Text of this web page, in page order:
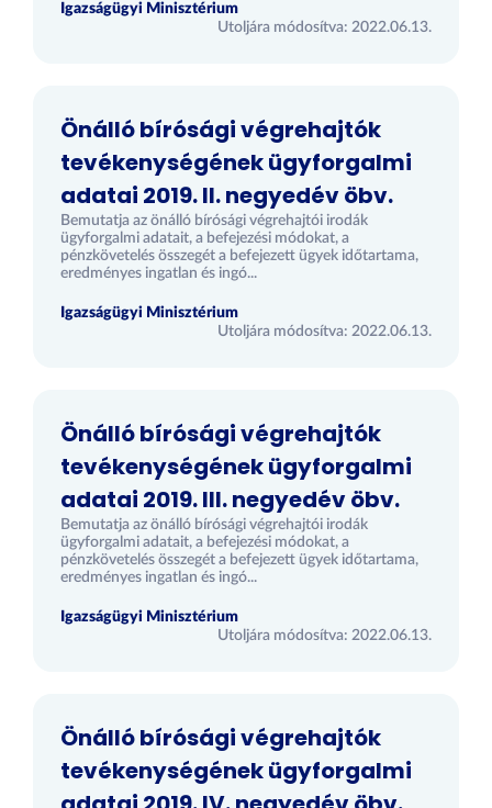
Igazságügyi Minisztérium
Utoljára módosítva: 2022.06.13.
Önálló bírósági végrehajtók
tevékenységének ügyforgalmi
adatai 2019. II. negyedév öbv.
Bemutatja az önálló bírósági végrehajtói irodák
ügyforgalmi adatait, a befejezési módokat, a
pénzkövetelés összegét a befejezett ügyek időtartama,
eredményes ingatlan és ingó...
Igazságügyi Minisztérium
Utoljára módosítva: 2022.06.13.
Önálló bírósági végrehajtók
tevékenységének ügyforgalmi
adatai 2019. III. negyedév öbv.
Bemutatja az önálló bírósági végrehajtói irodák
ügyforgalmi adatait, a befejezési módokat, a
pénzkövetelés összegét a befejezett ügyek időtartama,
eredményes ingatlan és ingó...
Igazságügyi Minisztérium
Utoljára módosítva: 2022.06.13.
Önálló bírósági végrehajtók
tevékenységének ügyforgalmi